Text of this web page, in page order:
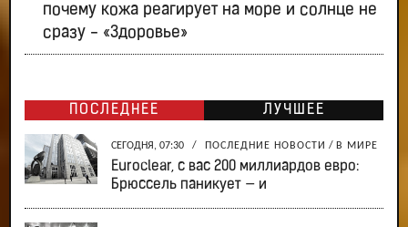
почему кожа реагирует на море и солнце не
сразу - «Здоровье»
ПОСЛЕДНЕЕ ЛУЧШЕЕ
СЕГОДНЯ, 07:30 / ПОСЛЕДНИЕ НОВОСТИ / В МИРЕ
Euroclear, с вас 200 миллиардов евро:
Брюссель паникует — и